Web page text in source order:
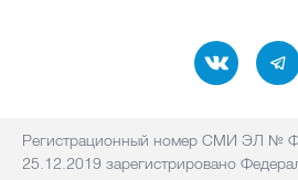
Регистрационный номер СМИ ЭЛ №
25.12.2019 зарегистрировано